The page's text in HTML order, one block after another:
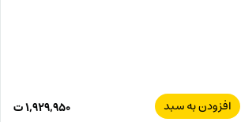
افزودن به سبد ۱,۹۲۹,۹۵۰ت